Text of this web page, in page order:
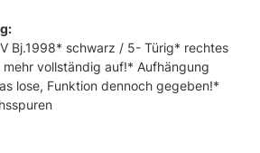
Bj.1998* schwarz / 5- Türig* rechtes
vollständig auf!* Aufhängung
lose, Funktion dennoch gegeben!*